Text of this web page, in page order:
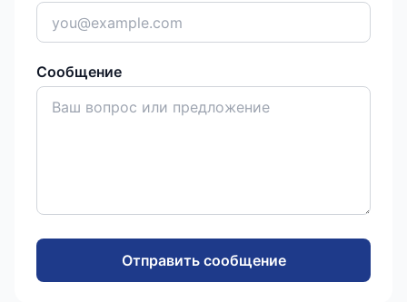
Сообщение
Отправить сообщение